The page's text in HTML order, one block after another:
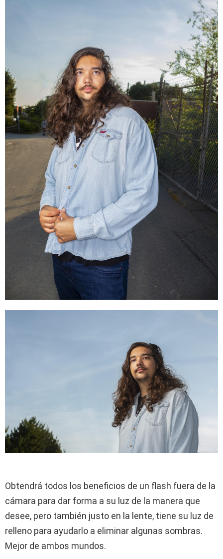
Obtendrá todos los beneficios de un flash fuera de la
cámara para dar forma a su luz de la manera que
desee, pero también justo en la lente, tiene su luz de
relleno para ayudarlo a eliminar algunas sombras.
Mejor de ambos mundos.